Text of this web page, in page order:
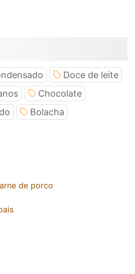
Doce de leite
Chocolate
Bolacha
de porco